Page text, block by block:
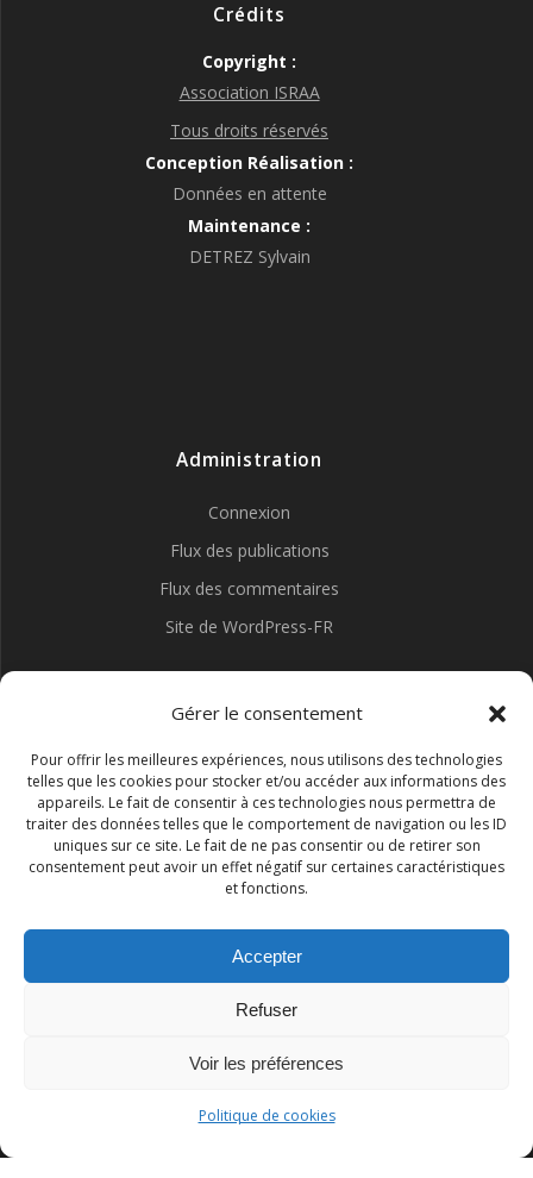
Gérer le consentement
Pour offrir les meilleures expériences, nous utilisons des technologies
telles que les cookies pour stocker et/ou accéder aux informations des
appareils. Le fait de consentir à ces technologies nous permettra de
traiter des données telles que le comportement de navigation ou les ID
uniques sur ce site. Le fait de ne pas consentir ou de retirer son
consentement peut avoir un effet négatif sur certaines caractéristiques
et fonctions.
Accepter
Refuser
Voir les préférences
Politique de cookies
Crédits
Copyright :
Association ISRAA
Tous droits réservés
Conception Réalisation :
Données en attente
Maintenance :
DETREZ Sylvain
Administration
Connexion
Flux des publications
Flux des commentaires
Site de WordPress-FR
Association I.S.R.A.A.
© 2026 Association I.S.R.A.A.. Construit avec WordPress et le
thème Mesmerize